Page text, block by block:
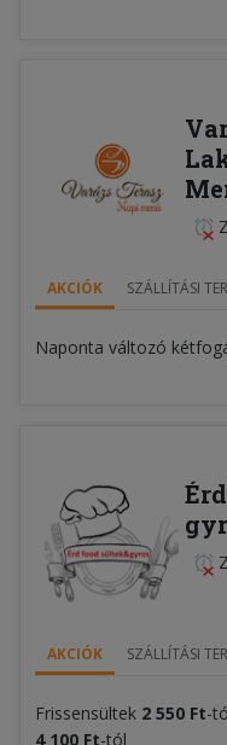
AKCIÓK SZÁLLÍTÁSI
Naponta változó
AKCIÓK SZÁLLÍTÁSI
Frissensültek 2 550 Ft-
4 100 Ft-tól